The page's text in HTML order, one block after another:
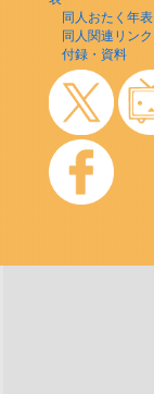
同人おたく年表
同人関連リンク
付録・資料